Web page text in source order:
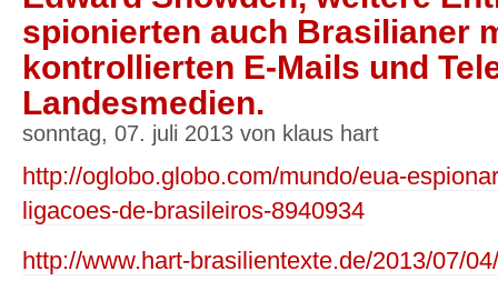
spionierten auch Brasilianer
kontrollierten E-Mails und
Landesmedien.
sonntag, 07. juli 2013 von klaus hart
http://oglobo.globo.com/mundo/eua-
ligacoes-de-brasileiros-8940934
http://www.hart-brasilientexte.de/2013/07/